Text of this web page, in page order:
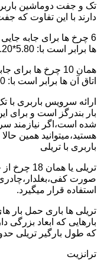
تک و جفت دوماشین
دارند با این تفاوت که جفت 5 تن بیشتر از تک بار حمل
ها برابر است با: 5.80*2.20 متر
اتاق آن ها برابر است با: 6.80*2.25 متر
ارائه سرویس باربری
بار بندرگز است و برای
شده است،اگر نیازمند
هستید،میتوانید همین
باربری با تریلی
تریلی یا
صورت
استفاده قرار میگیرد.
بارهایی که ابعاد بزرگی
که طول بارگیر تریلی حدودا 12.5 متر
ترانزیت